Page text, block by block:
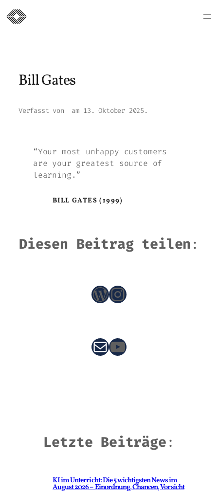
Bill Gates
Verfasst von am 13. Oktober 2025 .
“Your most unhappy customers
are your greatest source of
learning.”
BILL GATES (1999)
Diesen Beitrag teilen :
WordPress Instagram
E-Mail YouTube
Letzte Beiträge:
KI im Unterricht: Die 5 wichtigsten News im
August 2026 – Einordnung, Chancen, Vorsicht